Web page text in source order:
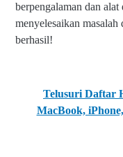
berpengalaman dan
menyelesaikan
berhasil!
Telusuri Daftar
MacBook,